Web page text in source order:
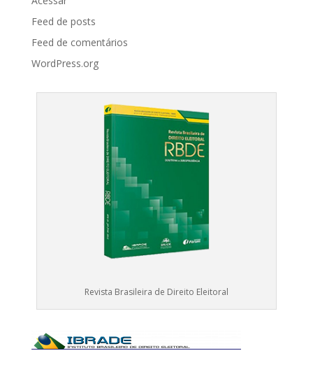
Feed de posts
Feed de comentários
WordPress.org
Revista Brasileira de Direito Eleitoral